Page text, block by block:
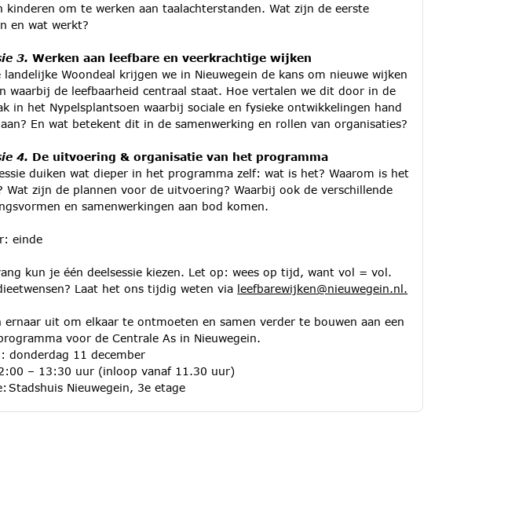
kinderen om te werken aan taalachterstanden. Wat zijn de eerste
en wat werkt?
3. Werken aan leefbare en veerkrachtige wijken
landelijke Woondeal krijgen we in Nieuwegein de kans om nieuwe wijken
waarbij de leefbaarheid centraal staat. Hoe vertalen we dit door in de
in het Nypelsplantsoen waarbij sociale en fysieke ontwikkelingen hand
En wat betekent dit in de samenwerking en rollen van organisaties?
4. De uitvoering & organisatie van het programma
duiken wat dieper in het programma zelf: wat is het? Waarom is het
Wat zijn de plannen voor de uitvoering? Waarbij ook de verschillende
en samenwerkingen aan bod komen.
einde
kun je één deelsessie kiezen. Let op: wees op tijd, want vol = vol.
Laat het ons tijdig weten via leefbarewijken@nieuwegein.nl.
ernaar uit om elkaar te ontmoeten en samen verder te bouwen aan een
voor de Centrale As in Nieuwegein.
donderdag 11 december
– 13:30 uur (inloop vanaf 11.30 uur)
Stadshuis Nieuwegein, 3e etage